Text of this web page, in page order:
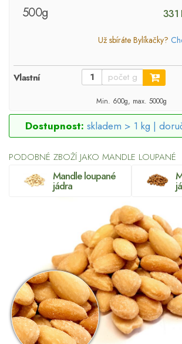
500g 331
Už sbíráte Bylíkačky?
Vlastní
Min. 600g, max. 5000g
Dostupnost: skladem > 1 kg |
PODOBNÉ ZBOŽÍ JAKO MANDLE LOUPANÉ
Mandle loupané
jádra